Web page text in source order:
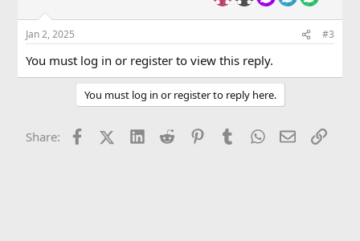
Jan 2, 2025 #3
You must log in or register to view this reply.
You must log in or register to reply here.
Share: FacebookX (Twitter)
LinkedInReddit PinterestTumblrWhatsApp
EmailLink